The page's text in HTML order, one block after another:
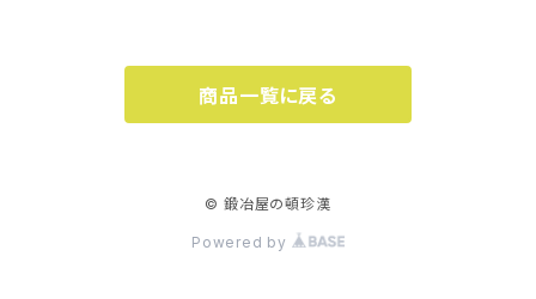
商品一覧に戻る
© 鍛冶屋の頓珍漢
Powered by